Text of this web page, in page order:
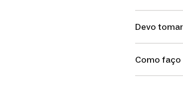
Devo
Como faço